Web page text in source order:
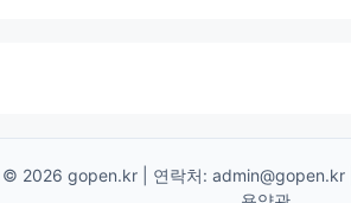
© 2026 gopen.kr | 연락처: admin@gopen.kr|